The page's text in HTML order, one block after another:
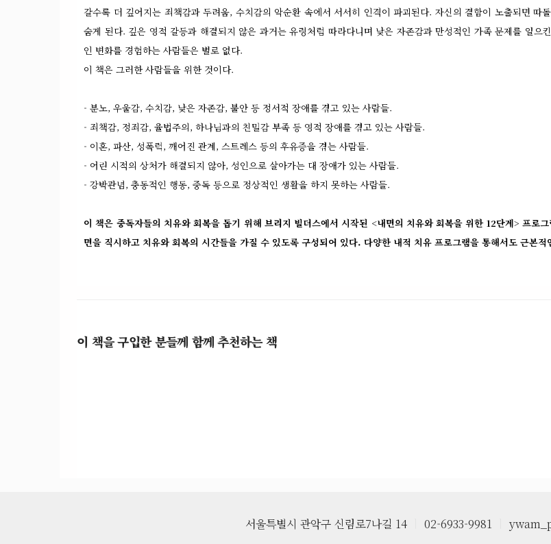
갈수록 더 깊어지는 죄책감과 두려움, 수치감의 악순환 속에서 서서히 인격이 파괴된다. 자신의 결함이 노출되면
숨게 된다. 깊은 영적 갈등과 해결되지 않은 과거는 유령처럼 따라다니며 낮은 자존감과 만성적인 가족 문제를 일으
인 변화를 경험하는 사람들은 별로 없다.
이 책은 그러한 사람들을 위한 것이다.
- 분노, 우울감, 수치감, 낮은 자존감, 불안 등 정서적 장애를 겪고 있는 사람들.
- 죄책감, 정죄감, 율법주의, 하나님과의 친밀감 부족 등 영적 장애를 겪고 있는 사람들.
- 이혼, 파산, 성폭력, 깨어진 관계, 스트레스 등의 후유증을 겪는 사람들.
- 어린 시적의 상처가 해결되지 않아, 성인으로 살아가는 대 장애가 있는 사람들.
- 강박관념, 충동적인 행동, 중독 등으로 정상적인 생활을 하지 못하는 사람들.
이 책은 중독자들의 치유와 회복을 돕기 위해 브리지 빌더스에서 시작된 <내면의 치유와 회복을 위한 12단계> 프로
면을 직시하고 치유와 회복의 시간들을 가질 수 있도록 구성되어 있다. 다양한 내적 치유 프로그램을 통해서도 근본
이 책을 구입한 분들께 함께 추천하는 책
서울특별시 관악구 신림로7나길 14 02-6933-9981